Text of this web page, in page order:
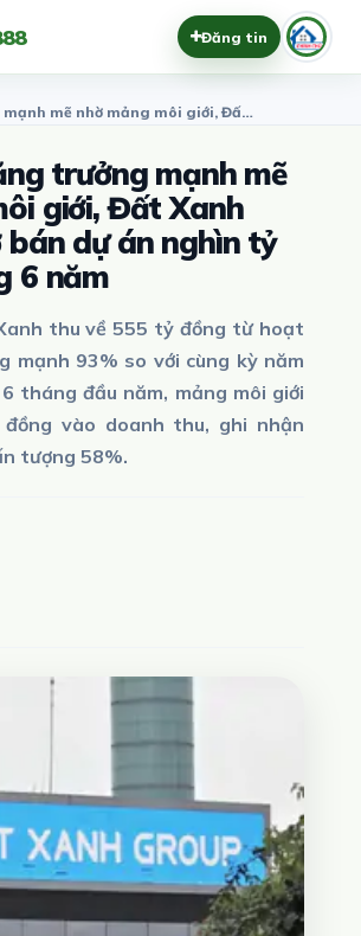
Đăng tin
Lợi nhuận tăng trưởng mạnh mẽ nhờ mảng môi giới, Đất Xanh ch…
trưởng mạnh mẽ
giới, Đất Xanh
bán dự án nghìn tỷ
6 năm
thu về 555 tỷ đồng từ hoạt
mạnh 93% so với cùng kỳ năm
tháng đầu năm, mảng môi giới
vào doanh thu, ghi nhận
tượng 58%.